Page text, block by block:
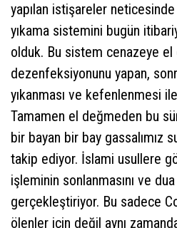
yapılan istişareler
yıkama sistemini bugün
olduk. Bu sistem cenazeye
dezenfeksiyonunu yapan,
yıkanması ve kefenlenmesi
Tamamen el değmeden bu
bir bayan bir bay gassalımız
takip ediyor. İslami usullere
işleminin sonlanmasını ve
gerçekleştiriyor. Bu sadece
ölenler için değil aynı